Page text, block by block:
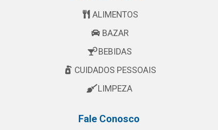
ALIMENTOS
BAZAR
BEBIDAS
CUIDADOS PESSOAIS
LIMPEZA
Fale Conosco